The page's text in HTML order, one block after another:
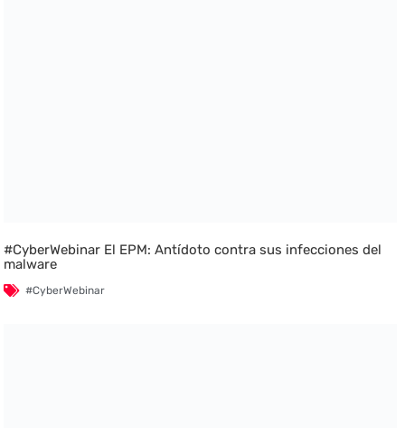
#CyberWebinar El EPM: Antídoto contra sus infecciones del
malware
#CyberWebinar